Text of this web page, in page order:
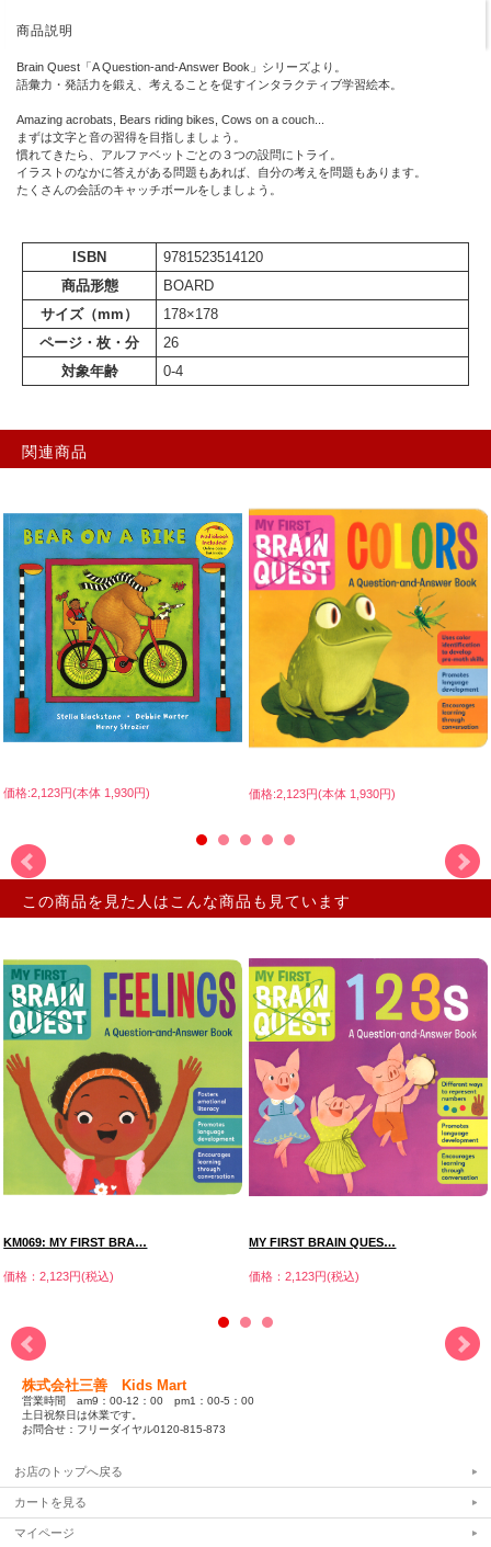
商品説明
Brain Quest「A Question-and-Answer Book」シリーズより。
語彙力・発話力を鍛え、考えることを促すインタラクティブ学習絵本。
Amazing acrobats, Bears riding bikes, Cows on a couch...
まずは文字と音の習得を目指しましょう。
慣れてきたら、アルファベットごとの３つの設問にトライ。
イラストのなかに答えがある問題もあれば、自分の考えを問題もあります。
たくさんの会話のキャッチボールをしましょう。
ISBN
9781523514120
商品形態
BOARD
サイズ（mm）
178×178
ページ・枚・分
26
対象年齢
0-4
関連商品
価格:2,123円(本体 1,930円) 価格:2,123円(本体 1,930円)
この商品を見た人はこんな商品も見ています
KM069: MY FIRST BRA…
価格：2,123円(税込)
MY FIRST BRAIN QUES…
価格：2,123円(税込)
株式会社三善 Kids Mart
営業時間 am9：00-12：00 pm1：00-5：00
土日祝祭日は休業です。
お問合せ：フリーダイヤル0120-815-873
お店のトップへ戻る
カートを見る
マイページ